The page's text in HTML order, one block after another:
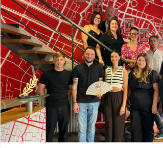
https://cutjhqvjma.cloudimg.io/_prod_/